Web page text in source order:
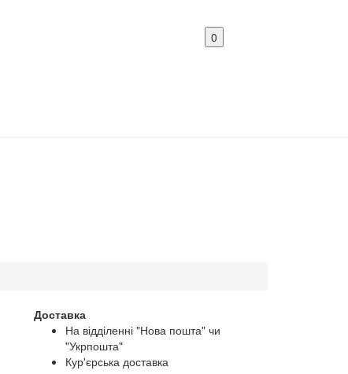
0
Доставка
На відділенні "Нова пошта" чи
"Укрпошта"
Кур'єрська доставка